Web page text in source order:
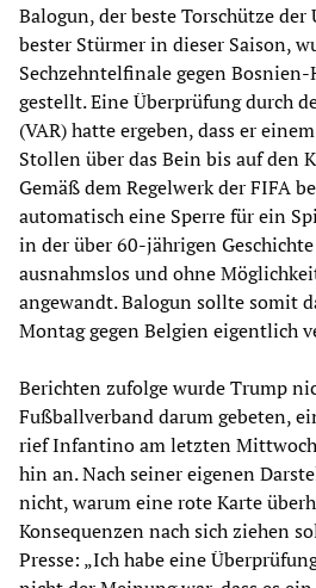
Balogun, der beste Torschütze der
bester Stürmer in dieser Saison,
Sechzehntelfinale gegen
gestellt. Eine Überprüfung durch
(VAR) hatte ergeben, dass er
Stollen über das Bein bis auf den
Gemäß dem Regelwerk der FIFA
automatisch eine Sperre für ein
in der über 60-jährigen
ausnahmslos und ohne
angewandt. Balogun sollte somit
Montag gegen Belgien eigentlich
Berichten zufolge wurde Trump
Fußballverband darum gebeten,
rief Infantino am letzten
hin an. Nach seiner eigenen
nicht, warum eine rote Karte
Konsequenzen nach sich ziehen
Presse: „Ich habe eine